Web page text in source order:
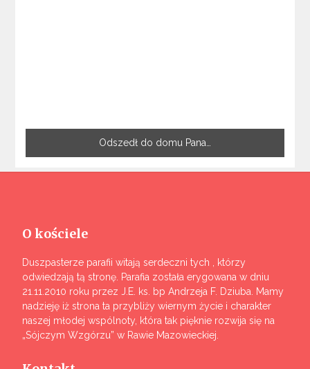
Odszedł do domu Pana…
O kościele
Duszpasterze parafii witają serdeczni tych , którzy
odwiedzają tą stronę. Parafia została erygowana w dniu
21.11.2010 roku przez J.E. ks. bp Andrzeja F. Dziuba. Mamy
nadzieję iż strona ta przybliży wiernym życie i charakter
naszej młodej wspólnoty, która tak pięknie rozwija się na
„Sójczym Wzgórzu” w Rawie Mazowieckiej.